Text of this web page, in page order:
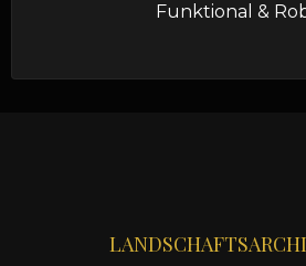
Funktional &